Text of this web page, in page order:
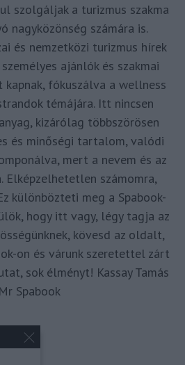
szolgáljak a turizmus szakma
nagyközönség számára is.
és nemzetközi turizmus hírek
ajánlók és szakmai
kapnak, fókuszálva a wellness
témájára. Itt nincsen
kizárólag többszörösen
és minőségi tartalom, valódi
mert a nevem és az
Elképzelhetetlen számomra,
különbözteti meg a Spabook-
hogy itt vagy, légy tagja az
kövesd az oldalt,
on és várunk szeretettel zárt
sok élményt! Kassay Tamás
Mr Spabook